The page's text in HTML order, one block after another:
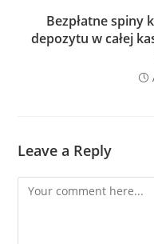
Bezpłatne spiny
depozytu w całej
Leave a Reply